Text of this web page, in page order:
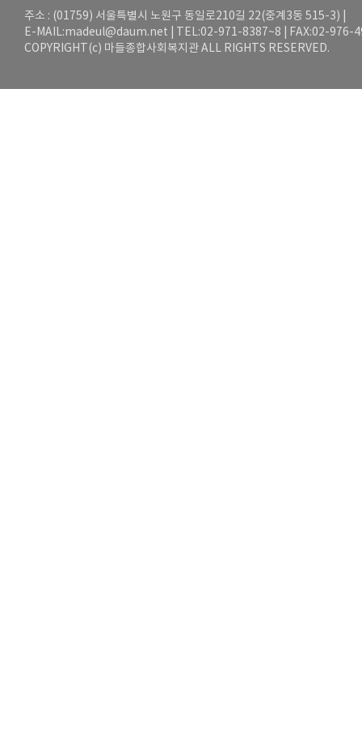
주소 : (01759) 서울특별시 노원구 동일로210길 22(중계3동 515-3) |
E-MAIL:madeul@daum.net | TEL:02-971-8387~8 | FAX:02-976-
COPYRIGHT(c) 마들종합사회복지관 ALL RIGHTS RESERVED.